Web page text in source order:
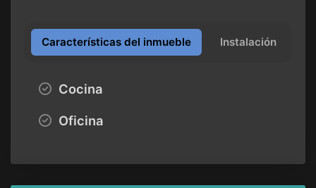
Características del inmueble Instalación
Cocina
Oficina